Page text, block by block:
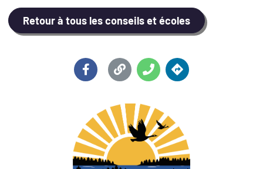
Retour à tous les conseils et écoles